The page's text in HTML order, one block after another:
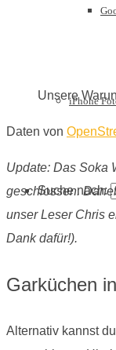
iPhone
Suche nach:
Unsere
Daten von
Update: Das Soka
geschlossen.
unser Leser Chris
Dank dafür!).
Garküchen
Alternativ kannst